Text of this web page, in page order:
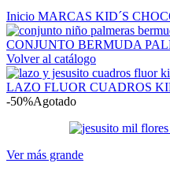
Inicio MARCAS KID´S
CONJUNTO BERMUDA
Volver al catálogo
LAZO FLUOR CUADROS
-50%Agotado
Ver más grande